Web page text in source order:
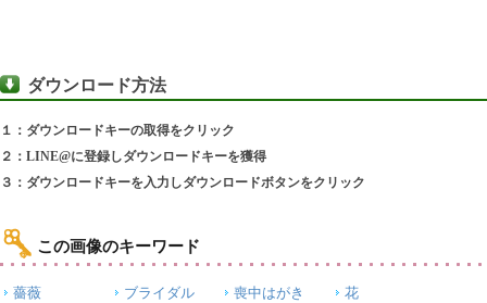
ダウンロード方法
１：ダウンロードキーの取得をクリック
２：LINE@に登録しダウンロードキーを獲得
３：ダウンロードキーを入力しダウンロードボタンをクリック
この画像のキーワード
薔薇 ブライダル 喪中はがき
花